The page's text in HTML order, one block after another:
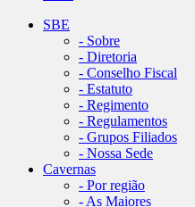
SBE
- Sobre
- Diretoria
- Conselho Fiscal
- Estatuto
- Regimento
- Regulamentos
- Grupos Filiados
- Nossa Sede
Cavernas
- Por região
- As Maiores